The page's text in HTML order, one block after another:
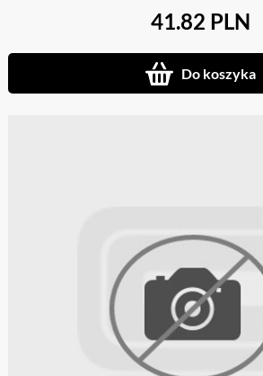
41.82 PLN
Do koszyka